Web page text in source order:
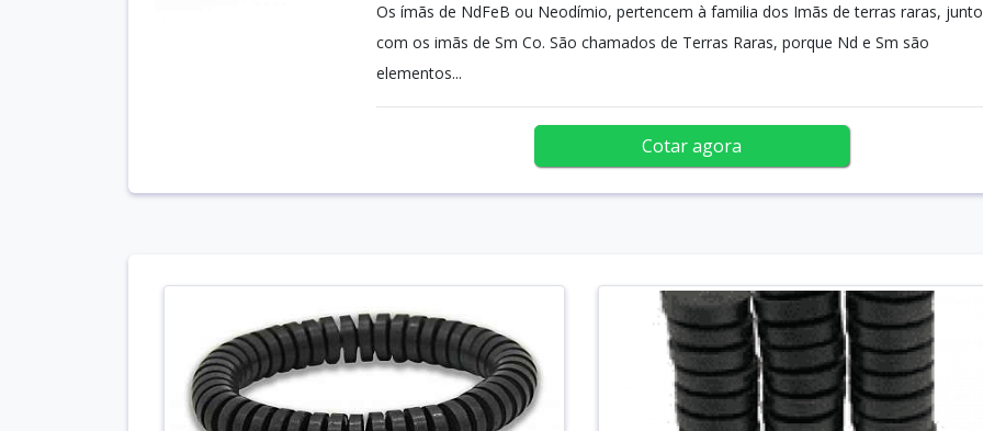
Os ímãs de NdFeB ou Neodímio, pertencem à familia dos Imãs de terras raras, junto
com os imãs de Sm Co. São chamados de Terras Raras, porque Nd e Sm são
elementos...
Cotar agora